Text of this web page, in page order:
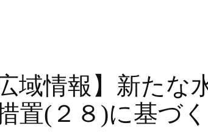
広域情報】新た
置(２８)に基づ